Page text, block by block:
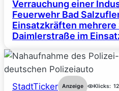
Verrauchung einer
Feuerwehr Bad
Einsatzkräften mehrere
Daimlerstraße im
StadtTicker Anzeige Klicks: 12